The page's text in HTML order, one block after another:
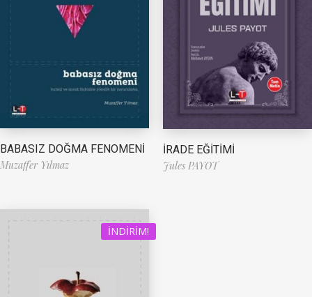
BABASIZ DOĞMA FENOMENİ
Muzaffer Yılmaz
İRADE EĞİTİMİ
Jules PAYOT
İNDIRIM!